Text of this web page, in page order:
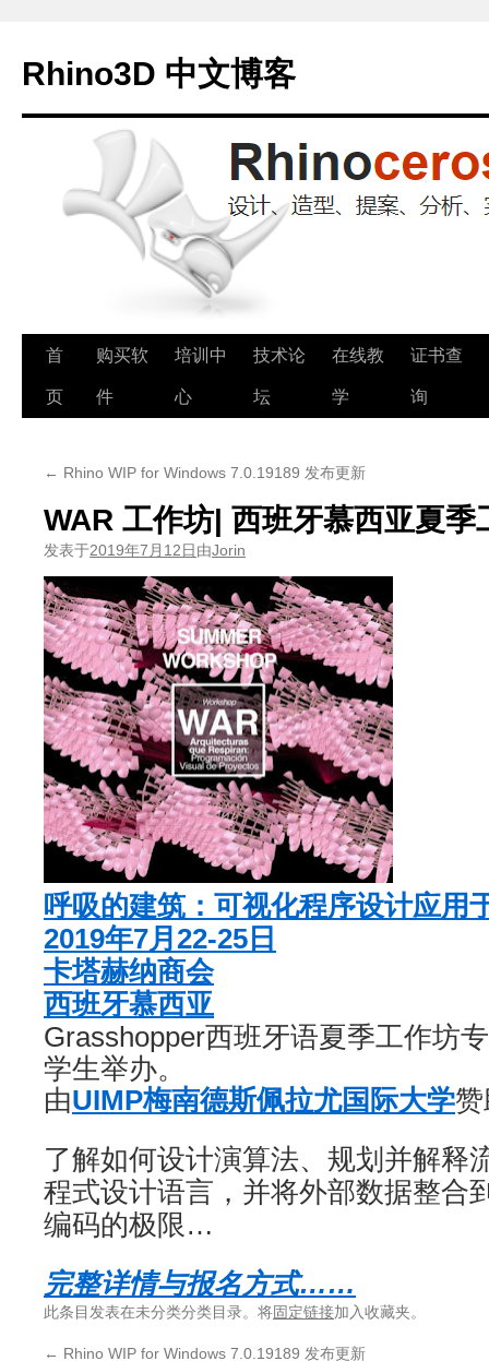
Rhino3D 中文博客
跳
至
首
页
购买软
件
培训中
心
技术论
坛
在线教
学
证书查
询
← Rhino WIP for Windows 7.0.19189 发布更新
WAR 工作坊| 西班牙慕西亚夏季
发表于2019年7月12日由Jorin
呼吸的建筑：可视化程序设计应用
2019年7月22-25日
卡塔赫纳商会
西班牙慕西亚
Grasshopper西班牙语夏季工作坊
学生举办。
由UIMP梅南德斯佩拉尤国际大学
了解如何设计演算法、规划并解释
程式设计语言，并将外部数据整合
编码的极限…
完整详情与报名方式……
此条目发表在未分类分类目录。将固定链接加入收藏夹。
← Rhino WIP for Windows 7.0.19189 发布更新